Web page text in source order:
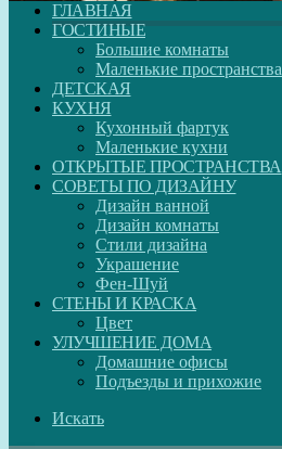
ГЛАВНАЯ
ГОСТИНЫЕ
Большие комнаты
Маленькие пространства
ДЕТСКАЯ
КУХНЯ
Кухонный фартук
Маленькие кухни
ОТКРЫТЫЕ ПРОСТРАНСТВА
СОВЕТЫ ПО ДИЗАЙНУ
Дизайн ванной
Дизайн комнаты
Стили дизайна
Украшение
Фен-Шуй
СТЕНЫ И КРАСКА
Цвет
УЛУЧШЕНИЕ ДОМА
Домашние офисы
Подъезды и прихожие
Искать